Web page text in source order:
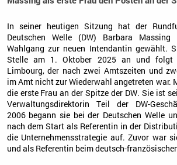
In seiner heutigen Sitzung hat der
Deutschen Welle (DW) Barbara Massing
Wahlgang zur neuen Intendantin gewählt.
Stelle am 1. Oktober 2025 an und folgt
Limbourg, der nach zwei Amtszeiten und
im Amt nicht zur Wiederwahl angetreten war.
die erste Frau an der Spitze der DW. Sie ist
Verwaltungsdirektorin Teil der DW-
2006 begann sie bei der Deutschen Welle
nach dem Start als Referentin in der
die Unternehmensstrategie auf. Zuvor war
und als Referentin beim deutsch-